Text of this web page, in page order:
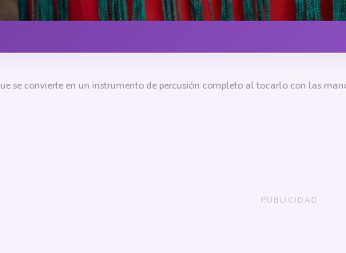
se convierte en un instrumento de percusión completo al tocarlo con las